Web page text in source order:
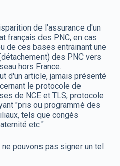
de l'assurance d'un
français des PNC, en cas
de ces bases entrainant une
des PNC vers
hors France.
d'un article, jamais présenté
le protocole de
de NCE et TLS, protocole
"pris ou programmé des
tels que congés
etc."
pouvons pas signer un tel